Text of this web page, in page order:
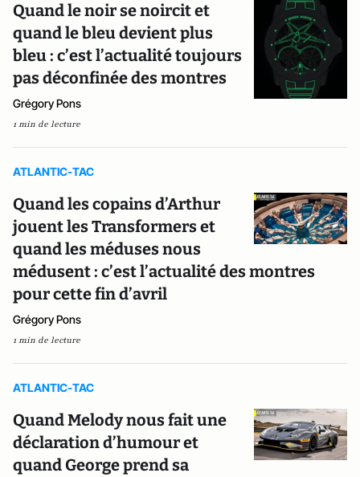
Quand le noir se noircit et
quand le bleu devient plus
bleu : c’est l’actualité toujours
pas déconfinée des montres
Grégory Pons
1 min de lecture
ATLANTIC-TAC
Quand les copains d’Arthur
jouent les Transformers et
quand les méduses nous
médusent : c’est l’actualité des montres
pour cette fin d’avril
Grégory Pons
1 min de lecture
ATLANTIC-TAC
Quand Melody nous fait une
déclaration d’humour et
quand George prend sa